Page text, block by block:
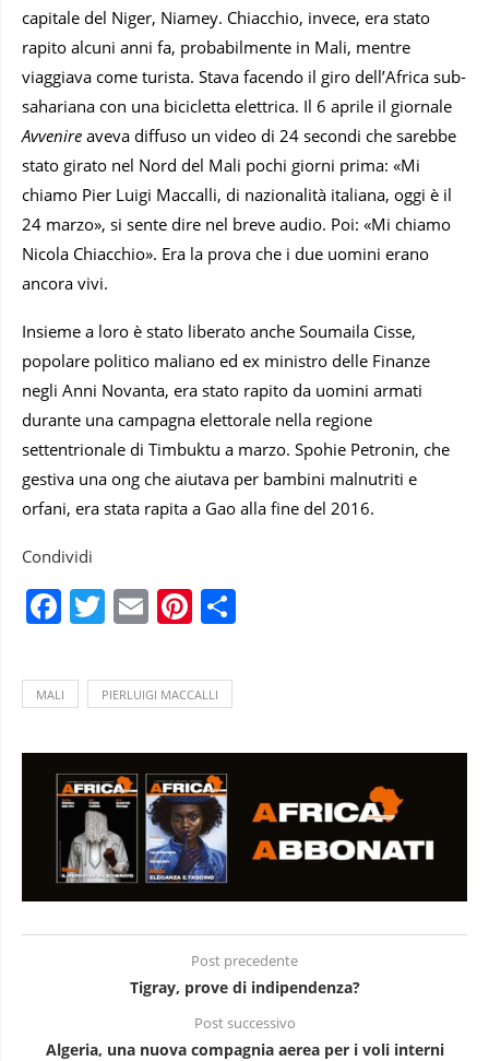
capitale del Niger, Niamey. Chiacchio, invece, era stato
rapito alcuni anni fa, probabilmente in Mali, mentre
viaggiava come turista. Stava facendo il giro dell’Africa sub-
sahariana con una bicicletta elettrica. Il 6 aprile il giornale
Avvenire aveva diffuso un video di 24 secondi che sarebbe
stato girato nel Nord del Mali pochi giorni prima: «Mi
chiamo Pier Luigi Maccalli, di nazionalità italiana, oggi è il
24 marzo», si sente dire nel breve audio. Poi: «Mi chiamo
Nicola Chiacchio». Era la prova che i due uomini erano
ancora vivi.
Insieme a loro è stato liberato anche Soumaila Cisse,
popolare politico maliano ed ex ministro delle Finanze
negli Anni Novanta, era stato rapito da uomini armati
durante una campagna elettorale nella regione
settentrionale di Timbuktu a marzo. Spohie Petronin, che
gestiva una ong che aiutava per bambini malnutriti e
orfani, era stata rapita a Gao alla fine del 2016.
Condividi
Facebook
Twitter
EmailPinterest
MALI PIERLUIGI MACCALLI
Post precedente
Tigray, prove di indipendenza?
Post successivo
Algeria, una nuova compagnia aerea per i voli interni